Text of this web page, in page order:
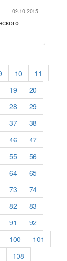
09.10.2015
10
11
19
20
28
29
37
38
46
47
55
56
64
65
73
74
82
83
91
92
100
101
108